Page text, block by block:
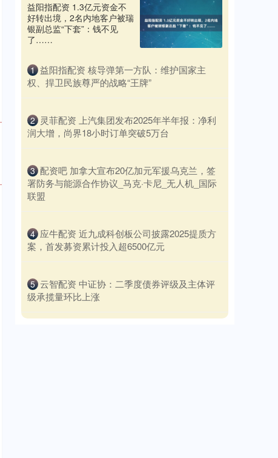
益阳指配资 1.3亿元资金不
好转出境，2名内地客户被瑞
银副总监“下套”：钱不见
了……
1 ​益阳指配资 核导弹第一方队：维护国家主
权、捍卫民族尊严的战略“王牌”
2 ​灵菲配资 上汽集团发布2025年半年报：净利
润大增，尚界18小时订单突破5万台
3 ​配资吧 加拿大宣布20亿加元军援乌克兰，签
署防务与能源合作协议_马克·卡尼_无人机_国际
联盟
4 ​应牛配资 近九成科创板公司披露2025提质方
案，首发募资累计投入超6500亿元
5 ​云智配资 中证协：二季度债券评级及主体评
级承揽量环比上涨